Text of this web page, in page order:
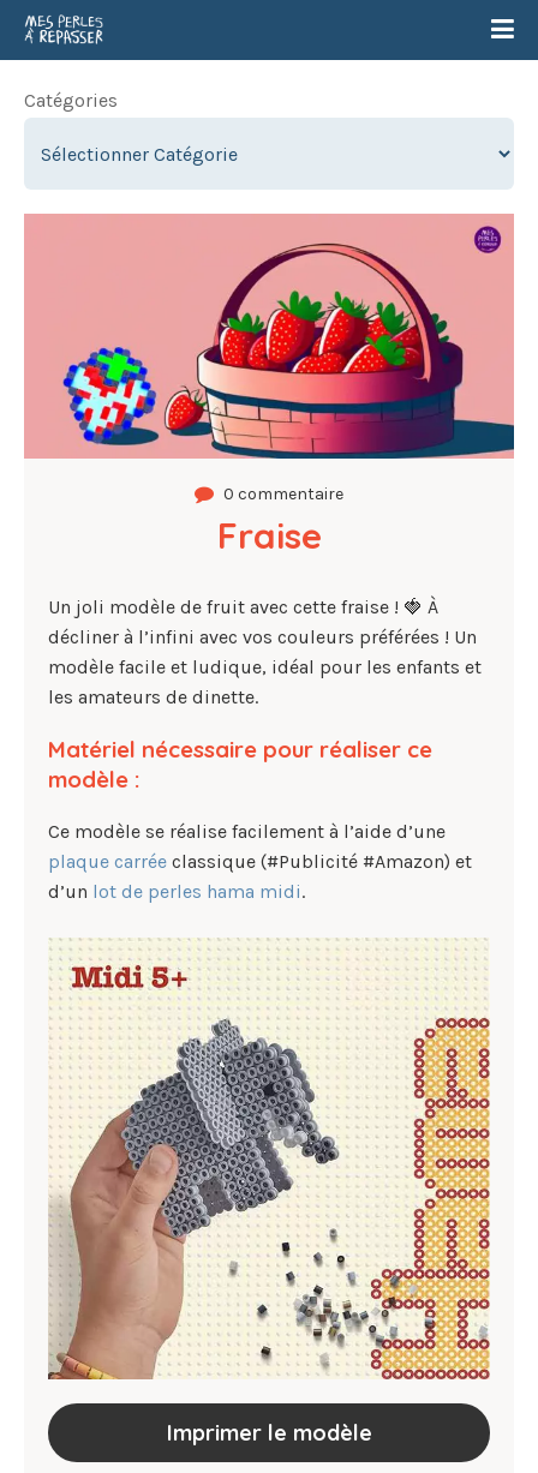
Catégories
0 commentaire
Fraise
Un joli modèle de fruit avec cette fraise ! 🍓 À
décliner à l’infini avec vos couleurs préférées ! Un
modèle facile et ludique, idéal pour les enfants et
les amateurs de dinette.
Matériel nécessaire pour réaliser ce
modèle :
Ce modèle se réalise facilement à l’aide d’une
plaque carrée classique (#Publicité #Amazon) et
d’un lot de perles hama midi.
Imprimer le modèle